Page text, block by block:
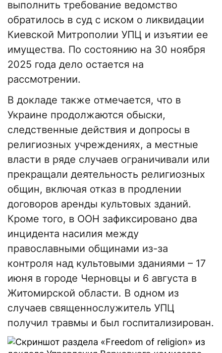
выполнить требование ведомство
обратилось в суд с иском о ликвидации
Киевской Митрополии УПЦ и изъятии ее
имущества. По состоянию на 30 ноября
2025 года дело остается на
рассмотрении.
В докладе также отмечается, что в
Украине продолжаются обыски,
следственные действия и допросы в
религиозных учреждениях, а местные
власти в ряде случаев ограничивали или
прекращали деятельность религиозных
общин, включая отказ в продлении
договоров аренды культовых зданий.
Кроме того, в ООН зафиксировано два
инцидента насилия между
православными общинами из-за
контроля над культовыми зданиями – 17
июня в городе Черновцы и 6 августа в
Житомирской области. В одном из
случаев священнослужитель УПЦ
получил травмы и был госпитализирован.